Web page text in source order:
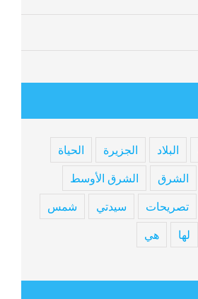
البلاد الجزيرة الحياة
الشرق الشرق الأوسط
تصريحات سيدتي شمس
لها هي